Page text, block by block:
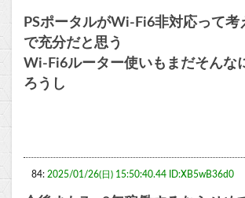
PSポータルがWi-Fi6非対応って
で充分だと思う
Wi-Fi6ルーター使いもまだそんな
ろうし
84: 2025/01/26(日) 15:50:40.44 ID:XB5wB36d0